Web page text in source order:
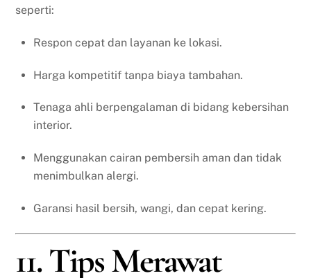
seperti:
Respon cepat dan layanan ke lokasi.
Harga kompetitif tanpa biaya tambahan.
Tenaga ahli berpengalaman di bidang kebersihan
interior.
Menggunakan cairan pembersih aman dan tidak
menimbulkan alergi.
Garansi hasil bersih, wangi, dan cepat kering.
11. Tips Merawat